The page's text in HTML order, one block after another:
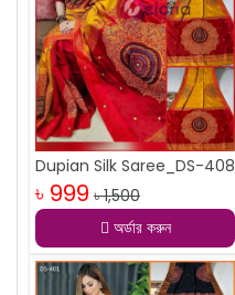
Dupian Silk Saree_DS-408
৳ 999 ৳ 1,500
অর্ডার করুন